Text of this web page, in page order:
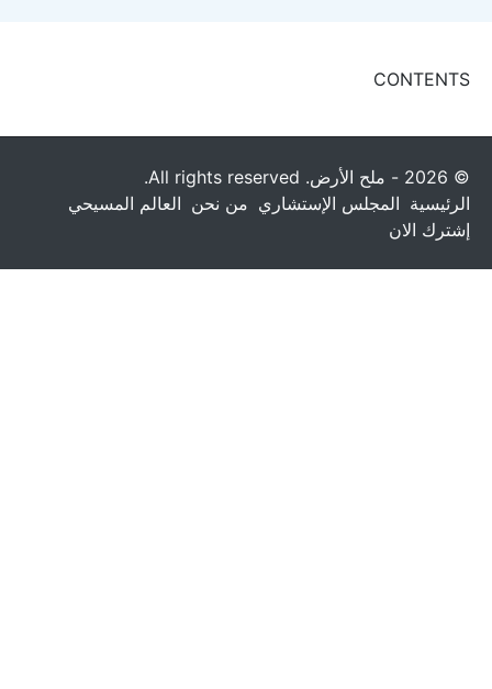
CONTENTS
© 2026 - ملح الأرض. All rights reserved.
الرئيسية المجلس الإستشاري من نحن العالم المسيحي
إشترك الان